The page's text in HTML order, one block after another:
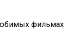
фильмах